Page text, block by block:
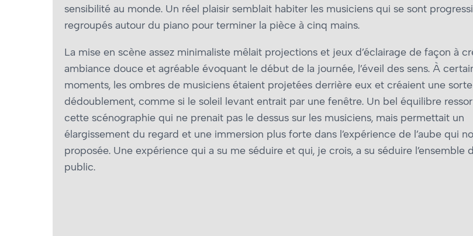
sensibilité au monde. Un réel plaisir semblait habiter les musiciens qui se sont
regroupés autour du piano pour terminer la pièce à cinq mains.
La mise en scène assez minimaliste mêlait projections et jeux d’éclairage de façon à
ambiance douce et agréable évoquant le début de la journée, l’éveil des sens. À
moments, les ombres de musiciens étaient projetées derrière eux et créaient une
dédoublement, comme si le soleil levant entrait par une fenêtre. Un bel équilibre
cette scénographie qui ne prenait pas le dessus sur les musiciens, mais permettait un
élargissement du regard et une immersion plus forte dans l’expérience de l’aube qui
proposée. Une expérience qui a su me séduire et qui, je crois, a su séduire l’ensemble
public.